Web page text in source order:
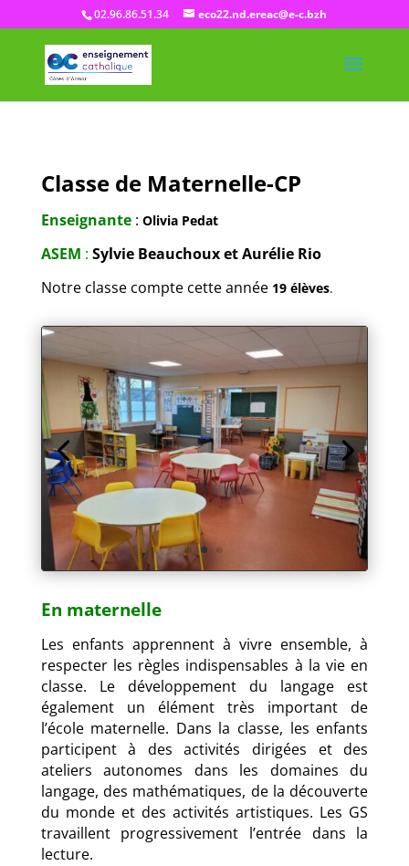
02.96.86.51.34 eco22.nd.ereac@e-c.bzh
Classe de Maternelle-CP
Enseignante : Olivia Pedat
ASEM : Sylvie Beauchoux et Aurélie Rio
Notre classe compte cette année 19 élèves.
En maternelle
Les enfants apprennent à vivre ensemble, à
respecter les règles indispensables à la vie en
classe. Le développement du langage est
également un élément très important de
l’école maternelle. Dans la classe, les enfants
participent à des activités dirigées et des
ateliers autonomes dans les domaines du
langage, des mathématiques, de la découverte
du monde et des activités artistiques. Les GS
travaillent progressivement l’entrée dans la
lecture.